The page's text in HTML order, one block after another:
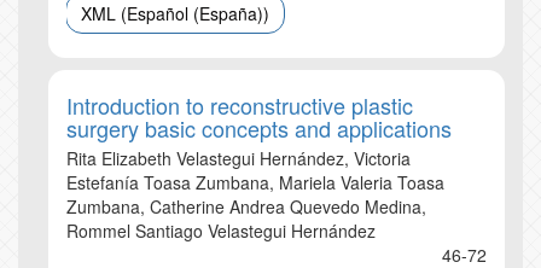
XML (Español (España))
Introduction to reconstructive plastic
surgery basic concepts and applications
Rita Elizabeth Velastegui Hernández, Victoria
Estefanía Toasa Zumbana, Mariela Valeria Toasa
Zumbana, Catherine Andrea Quevedo Medina,
Rommel Santiago Velastegui Hernández
46-72